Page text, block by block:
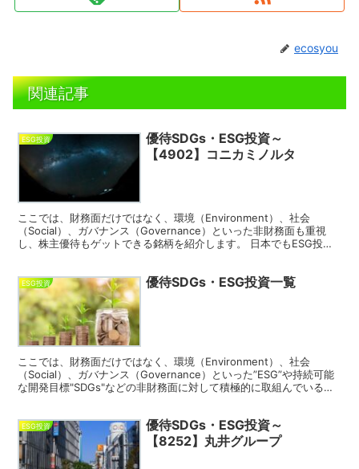
ecosyou
関連記事
ESG投資
優待SDGs・ESG投資～
【4902】コニカミノルタ
ここでは、財務面だけではなく、環境（Environment）、社会
（Social）、ガバナンス（Governance）といった非財務面も重視
し、株主優待もゲットできる銘柄を紹介します。 日本でもESG投資
ESG投資 優待SDGs・ESG投資一覧
ここでは、財務面だけではなく、環境（Environment）、社会
（Social）、ガバナンス（Governance）といった”ESG”や持続可能
な開発目標"SDGs"などの非財務面に対して積極的に取組んでいる企
ESG投資
優待SDGs・ESG投資～
【8252】丸井グループ